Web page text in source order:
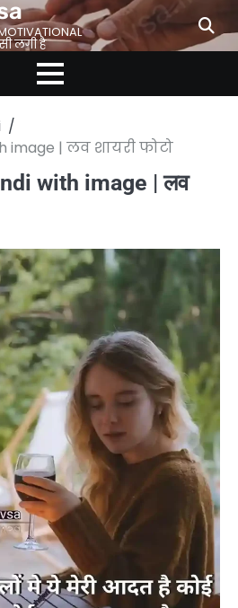
लगी है
image | लव शायरी फोटो
with image | लव